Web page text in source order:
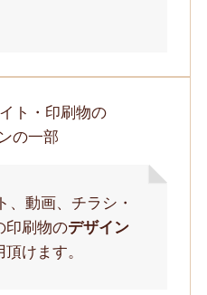
ト・印刷物の
の一部
、動画、チラシ・
印刷物のデザイン
頂けます。